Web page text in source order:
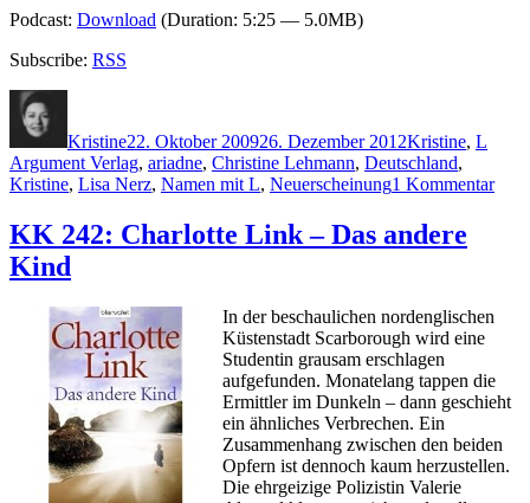
Podcast: Download (Duration: 5:25 — 5.0MB)
Subscribe: RSS
Kristine22. Oktober 200926. Dezember 2012Kristine, L
Argument Verlag, ariadne, Christine Lehmann, Deutschland,
Kristine, Lisa Nerz, Namen mit L, Neuerscheinung1 Kommentarzu
KK 242: Charlotte Link – Das andere
Kind
In der beschaulichen nordenglischen
Küstenstadt Scarborough wird eine
Studentin grausam erschlagen
aufgefunden. Monatelang tappen die
Ermittler im Dunkeln – dann geschieht
ein ähnliches Verbrechen. Ein
Zusammenhang zwischen den beiden
Opfern ist dennoch kaum herzustellen.
Die ehrgeizige Polizistin Valerie